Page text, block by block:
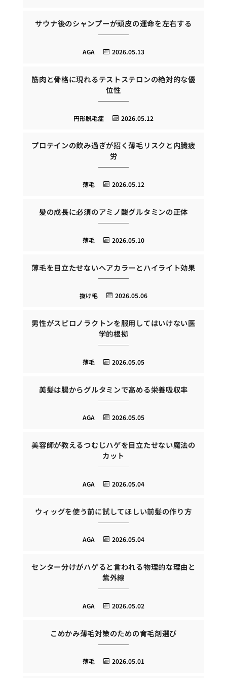
サウナ後のシャンプーが頭皮の運命を左右する
2026.05.13
AGA
筋肉と骨格に現れるテストステロンの絶対的な優
位性
2026.05.12
円形脱毛症
プロテインの飲み過ぎが招く薄毛リスクと内臓疲
労
2026.05.12
薄毛
髪の成長に必須のアミノ酸グルタミンの正体
2026.05.10
薄毛
薄毛を目立たせないヘアカラーとハイライト効果
2026.05.06
抜け毛
男性がスピロノラクトンを服用してはいけない医
学的根拠
2026.05.05
薄毛
美髪は腸からグルタミンで高める栄養吸収率
2026.05.05
AGA
美容師が教えるつむじハゲを目立たせない魔法の
カット
2026.05.04
AGA
ウィッグを使う前に試してほしい前髪の作り方
2026.05.04
AGA
センター分けがハゲると言われる物理的な理由と
紫外線
2026.05.02
AGA
こめかみ薄毛対策のための育毛剤選び
2026.05.01
薄毛